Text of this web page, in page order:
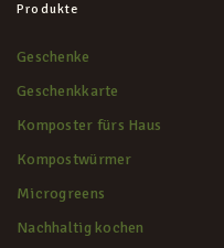
Produkte
Geschenke
Geschenkkarte
Komposter fürs Haus
Kompostwürmer
Microgreens
Nachhaltig kochen